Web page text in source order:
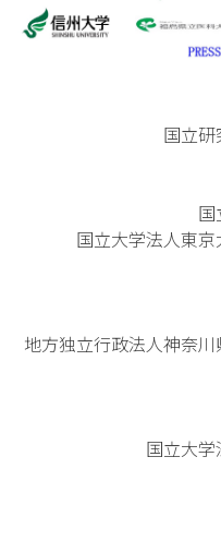
国立
国立大学法人東
地方独立行政法人神奈
国立大